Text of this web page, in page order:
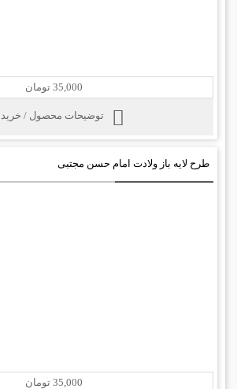
35,000 تومان
توضیحات محصول / خرید
طرح لایه باز ولادت امام حسن مجتبی
35,000 تومان